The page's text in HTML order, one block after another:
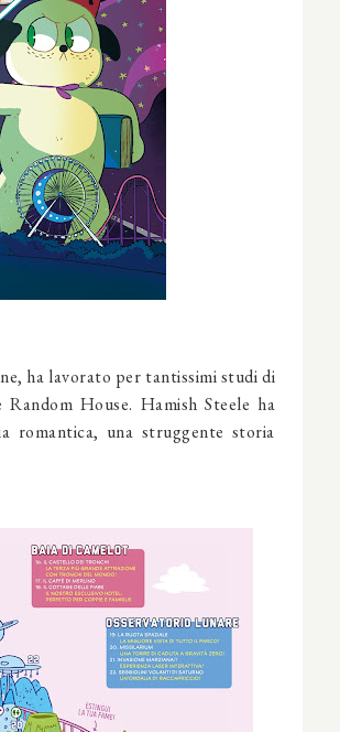
ha lavorato per tantissimi studi di
House. Hamish Steele ha
romantica, una struggente storia